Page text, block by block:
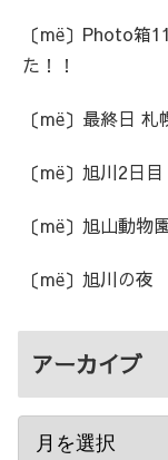
〔më〕Photo箱
た！！
〔më〕最終日
〔më〕旭川2日
〔më〕旭山動物
〔më〕旭川の
アーカイブ